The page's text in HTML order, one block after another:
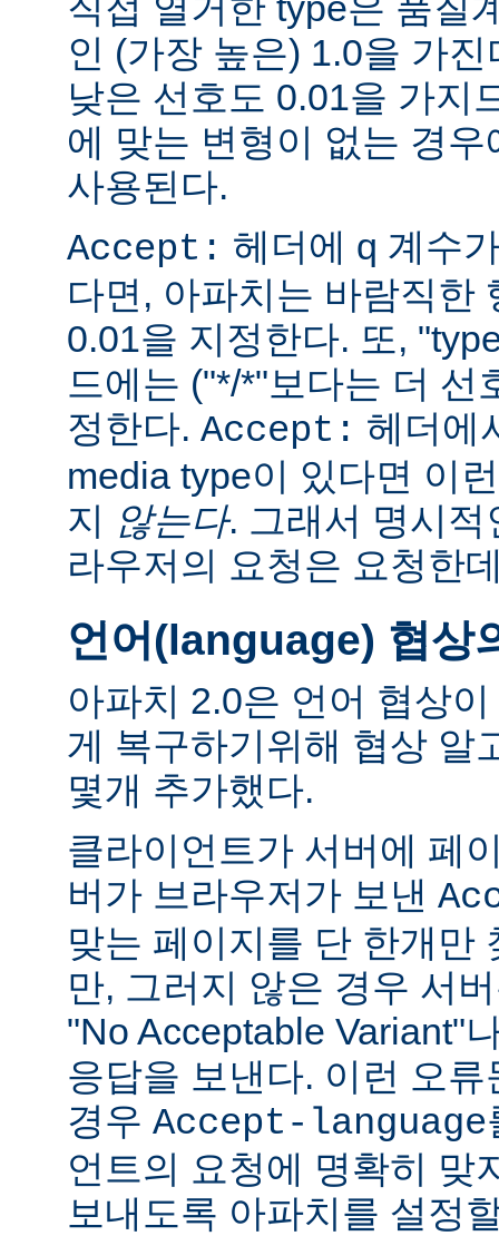
인 (가장 높은) 1.0을 가
낮은 선호도 0.01을 가지
에 맞는 변형이 없는 경
사용된다.
Accept: 헤더에 q 계수
다면, 아파치는 바람직한
0.01을 지정한다. 또,
드에는 ("*/*"보다는 더 선
정한다. Accept: 헤더에
media type이 있다면 이
지
않는다. 그래서 명시
라우저의 요청은 요청한
언어(language) 협상
아파치 2.0은 언어 협상
게 복구하기위해 협상 알
몇개 추가했다.
클라이언트가 서버에 페
버가 브라우저가 보낸
맞는 페이지를 단 한개만
만, 그러지 않은 경우 서
"No Acceptable Variant"
응답을 보낸다. 이런 오
경우 Accept-language
언트의 요청에 명확히 맞
보내도록 아파치를 설정